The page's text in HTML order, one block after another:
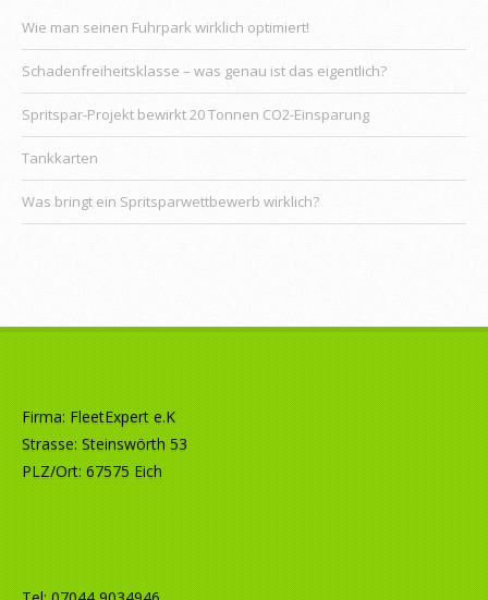
Wie man seinen Fuhrpark wirklich optimiert!
Schadenfreiheitsklasse – was genau ist das eigentlich?
Spritspar-Projekt bewirkt 20 Tonnen CO2-Einsparung
Tankkarten
Was bringt ein Spritsparwettbewerb wirklich?
Firma: FleetExpert e.K
Strasse: Steinswörth 53
PLZ/Ort: 67575 Eich